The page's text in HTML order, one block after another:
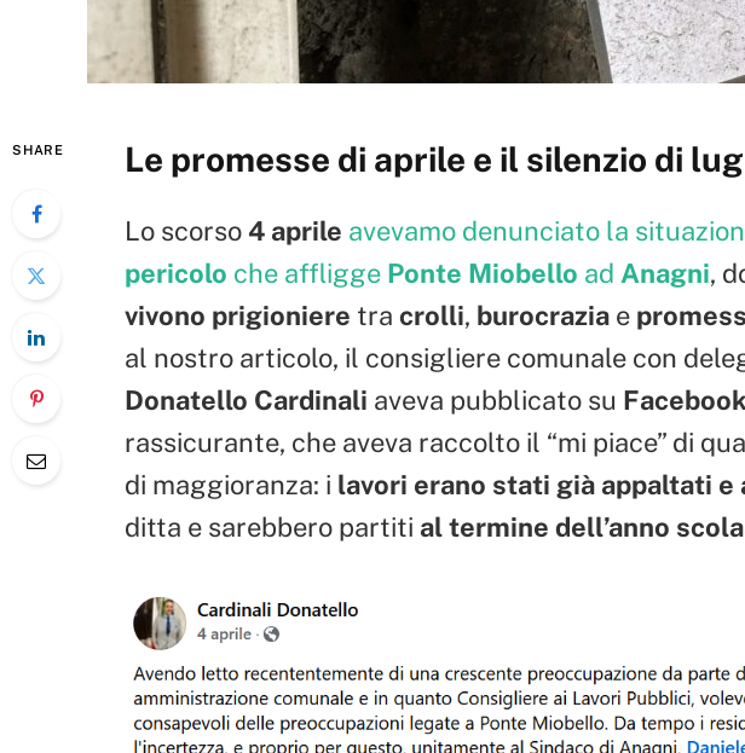
SHARE Le promesse di aprile e il silenzio di
Lo scorso 4 aprile avevamo denunciato la
pericolo che affligge Ponte Miobello ad Anagni,
vivono prigioniere tra crolli, burocrazia e
al nostro articolo, il consigliere comunale con
Donatello Cardinali aveva pubblicato su Facebook
rassicurante, che aveva raccolto il “mi piace” di
di maggioranza: i lavori erano stati già appaltati e
ditta e sarebbero partiti al termine dell’anno